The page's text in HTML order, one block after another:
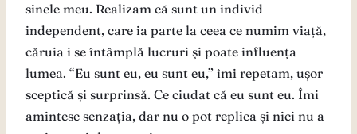
sinele meu. Realizam că sunt un individ
independent, care ia parte la ceea ce numim viață,
căruia i se întâmplă lucruri și poate influența
lumea. “Eu sunt eu, eu sunt eu,” îmi repetam, ușor
sceptică și surprinsă. Ce ciudat că eu sunt eu. Îmi
amintesc senzația, dar nu o pot replica și nici nu a